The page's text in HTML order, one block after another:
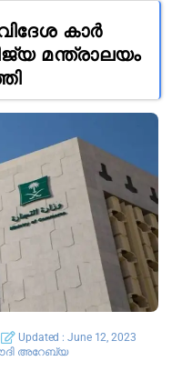
കാർ
മന്ത്രാലയം
Updated : June 12, 2023
അറേബ്യ